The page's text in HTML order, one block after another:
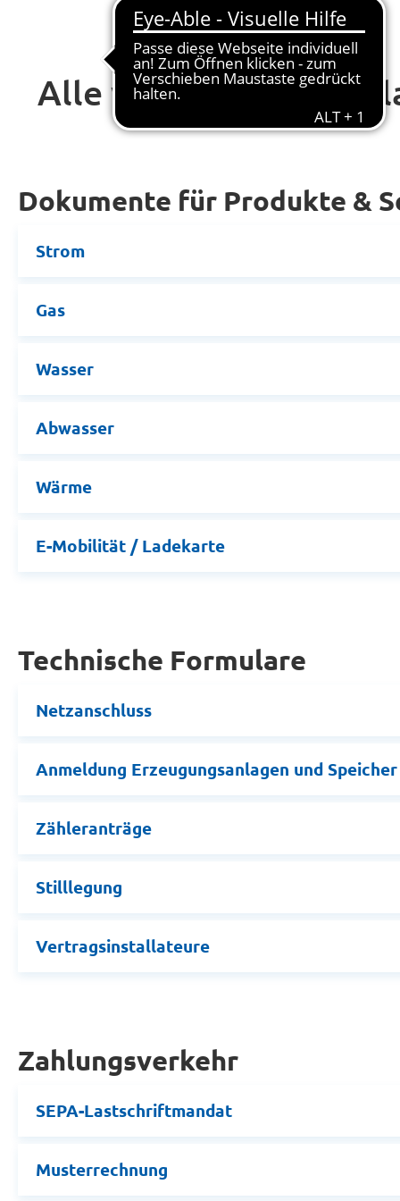
Alle wichtigen
Dokumente für Produkte &
Strom
Gas
Wasser
Abwasser
Wärme
E-Mobilität / Ladekarte
Technische Formulare
Netzanschluss
Anmeldung Erzeugungsanlagen und Speicher
Zähleranträge
Stilllegung
Vertragsinstallateure
Zahlungsverkehr
SEPA-Lastschriftmandat
Musterrechnung